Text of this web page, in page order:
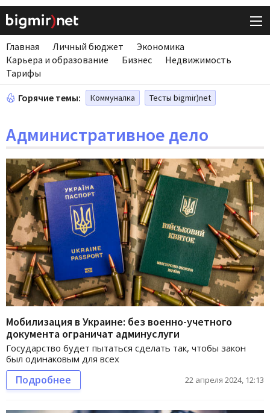
Главная Личный бюджет
Экономика
Карьера и образование
Бизнес
Недвижимость
Тарифы
Горячие темы: Коммуналка Тесты bigmir)net
Административное дело
Мобилизация в Украине: без военно-учетного
документа ограничат админуслуги
Государство будет пытаться сделать так, чтобы закон
был одинаковым для всех
Подробнее 22 апреля 2024, 12:13